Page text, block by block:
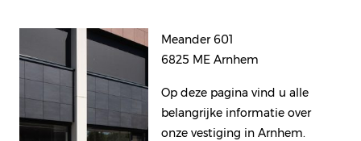
Meander 601
6825 ME Arnhem
Op deze pagina vind u alle
belangrijke informatie over
onze vestiging in Arnhem.